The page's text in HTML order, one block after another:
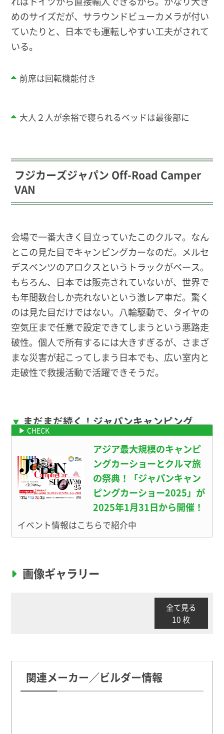
めのサイズだが、サラウンドビューカメラが付い
ていたりと、日本でも運転しやすい工夫がされて
いる。
前席は回転機能付き
大人２人が余裕で寝られるベッドは最後部に
フジカーズジャパン Off-Road Camper
VAN
会場で一番大きく目立っていたこのクルマ。なん
とこの見た目でキャンピングカーなのだ。メルセ
デスベンツのアロクスというトラックがベース。
もちろん、日本では販売されていないが、世界で
も年間数台しか売れないという激レア車だ。驚く
のは見た目だけではない。八輪駆動で、タイヤの
空気圧まで任意で設定できてしまうという悪路走
破性。個人で所有するには大きすぎるが、さまざ
まな災害が起こってしまう日本でも、広い室内と
走破性で救援活動で活躍できそうだ。
まだまだ続く！ジャパンキャンピング
カーショー2025！
アジア最大規模のキャンピ
ングカーショーとクルマ旅
の祭典！「ジャパンキャン
ピングカーショー2025」が
2025年1月31日から開催！
イベント情報はこちらで紹介中
画像ギャラリー
全て見る
10 枚
関連メーカー／ビルダー情報